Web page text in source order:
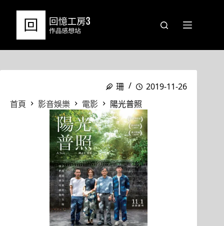
珊
2019-11-26
首頁
影音娛樂 電影 陽光普照